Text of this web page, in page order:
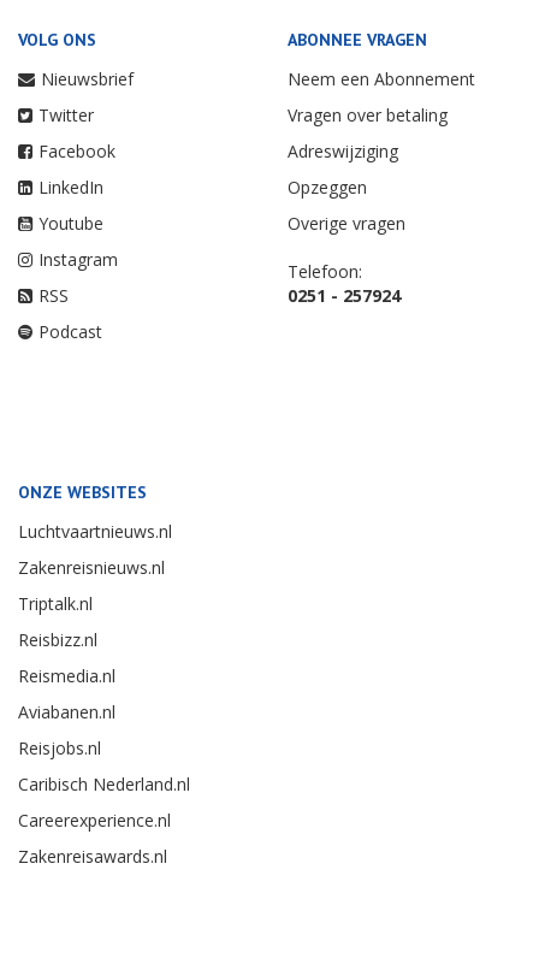
VOLG ONS
Nieuwsbrief
Twitter
Facebook
LinkedIn
Youtube
Instagram
RSS
Podcast
ABONNEE VRAGEN
Neem een Abonnement
Vragen over betaling
Adreswijziging
Opzeggen
Overige vragen
Telefoon:
0251 - 257924
ONZE WEBSITES
Luchtvaartnieuws.nl
Zakenreisnieuws.nl
Triptalk.nl
Reisbizz.nl
Reismedia.nl
Aviabanen.nl
Reisjobs.nl
Caribisch Nederland.nl
Careerexperience.nl
Zakenreisawards.nl